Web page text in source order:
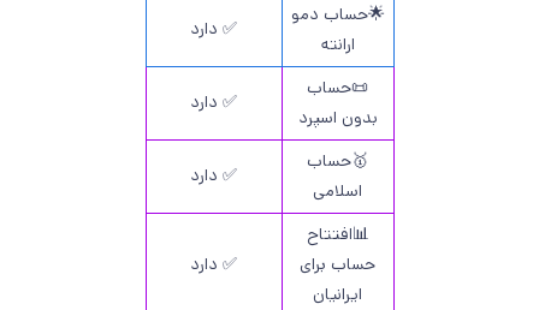
🌟حساب دمو
ارانته
✅ دارد
📜حساب
بدون اسپرد
✅ دارد
🥇حساب
اسلامی
✅ دارد
📊افتتاح
حساب برای
ایرانیان
✅ دارد